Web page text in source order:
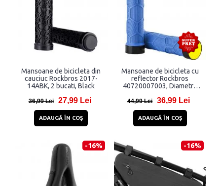
Mansoane de bicicleta din
cauciuc Rockbros 2017-
14ABK, 2 bucati, Black
36,99 Lei 27,99 Lei
ADAUGĂ ÎN COŞ
Mansoane de bicicleta cu
reflector Rockbros
40720007003, Diametru
44,99 Lei 36,99 Lei
ADAUGĂ ÎN COŞ
-16% -16%